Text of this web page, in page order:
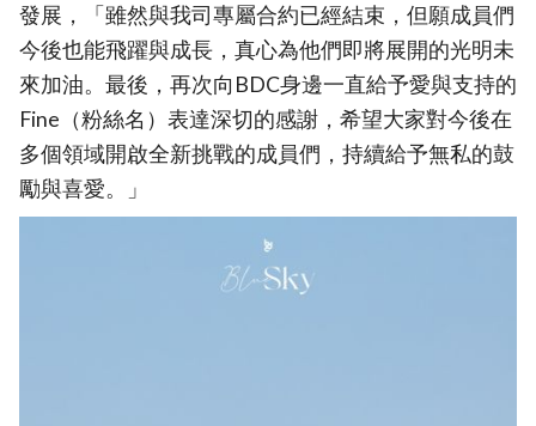
發展，「雖然與我司專屬合約已經結束，但願成員們
今後也能飛躍與成長，真心為他們即將展開的光明未
來加油。最後，再次向BDC身邊一直給予愛與支持的
Fine（粉絲名）表達深切的感謝，希望大家對今後在
多個領域開啟全新挑戰的成員們，持續給予無私的鼓
勵與喜愛。」